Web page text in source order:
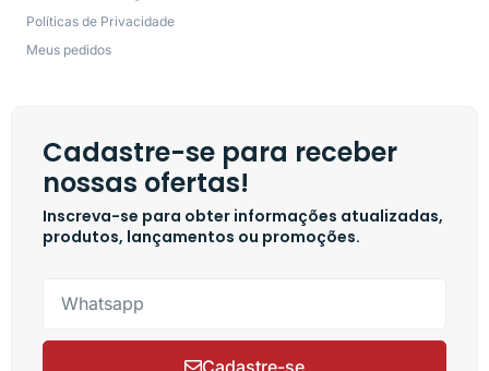
Políticas de Privacidade
Meus pedidos
Cadastre-se para receber
nossas ofertas!
Inscreva-se para obter informações atualizadas,
produtos, lançamentos ou promoções.
Cadastre-se